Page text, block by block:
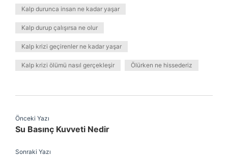
Kalp durunca insan ne kadar yaşar
Kalp durup çalışırsa ne olur
Kalp krizi geçirenler ne kadar yaşar
Kalp krizi ölümü nasıl gerçekleşir Ölürken ne hissederiz
Önceki Yazı
Su Basınç Kuvveti Nedir
Sonraki Yazı